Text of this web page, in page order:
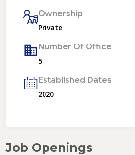
Ownership
Private
Number Of Office
5
Established Dates
2020
Job Openings